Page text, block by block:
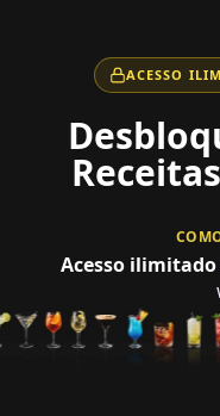
ACESSO
Acesso ilimitado